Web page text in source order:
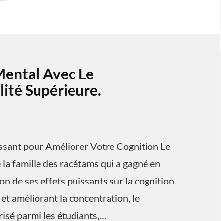
Avec Le
Supérieure.
pour Améliorer Votre Cognition Le
famille des racétams qui a gagné en
de ses effets puissants sur la cognition.
améliorant la concentration, le
parmi les étudiants,…